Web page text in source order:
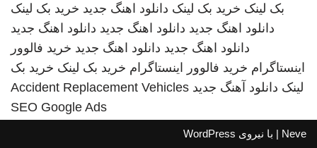
بک لینک خرید بک لینک دانلود اهنگ جدید خرید بک لینک
دانلود اهنگ جدید دانلود اهنگ جدید دانلود اهنگ جدید
دانلود اهنگ جدید دانلود اهنگ جدید خرید فالوور
اینستاگرام خرید فالوور اینستاگرام خرید بک لینک خرید بک
لینک دانلود آهنگ جدید Accident Replacement Vehicles
SEO Google Ads
Neve | با نیروی WordPress